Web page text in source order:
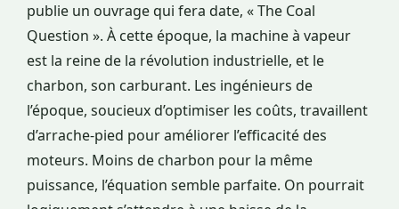
publie un ouvrage qui fera date, « The Coal
Question ». À cette époque, la machine à vapeur
est la reine de la révolution industrielle, et le
charbon, son carburant. Les ingénieurs de
l’époque, soucieux d’optimiser les coûts, travaillent
d’arrache-pied pour améliorer l’efficacité des
moteurs. Moins de charbon pour la même
puissance, l’équation semble parfaite. On pourrait